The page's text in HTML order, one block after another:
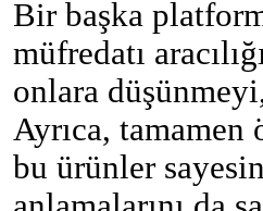
Bir başka
müfredatı
onlara
Ayrıca,
bu ürünler